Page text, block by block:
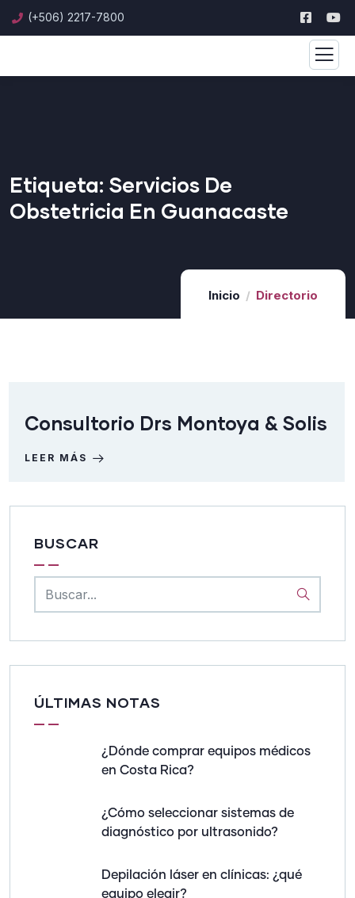
(+506) 2217-7800
Etiqueta: Servicios De
Obstetricia En Guanacaste
Inicio Directorio
Consultorio Drs Montoya & Solis
LEER MÁS
BUSCAR
ÚLTIMAS NOTAS
¿Dónde comprar equipos médicos
en Costa Rica?
¿Cómo seleccionar sistemas de
diagnóstico por ultrasonido?
Depilación láser en clínicas: ¿qué
equipo elegir?